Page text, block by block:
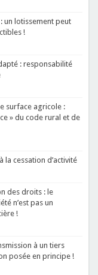
un lotissement peut
!
: responsabilité
surface agricole :
» du code rural et de
la cessation d’activité
des droits : le
n’est pas un
!
à un tiers
posée en principe !